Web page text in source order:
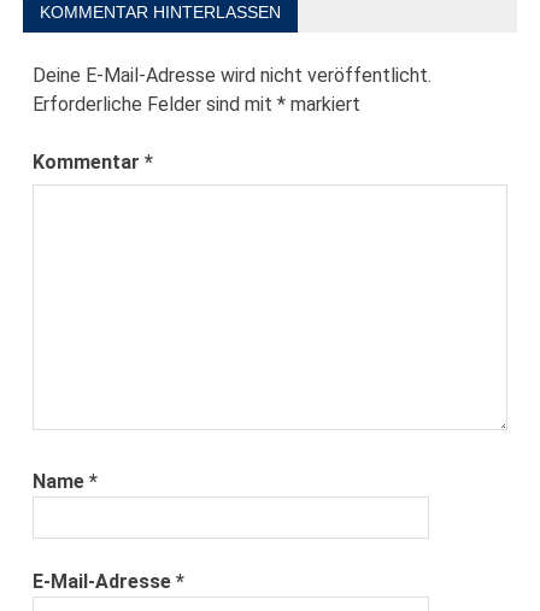
KOMMENTAR HINTERLASSEN
Deine E-Mail-Adresse wird nicht veröffentlicht.
Erforderliche Felder sind mit* markiert
Kommentar*
Name*
E-Mail-Adresse*